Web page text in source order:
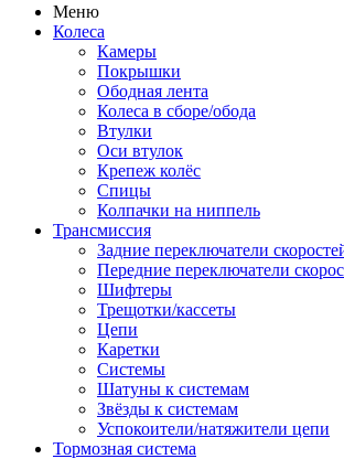
Меню
Колеса
Камеры
Покрышки
Ободная лента
Колеса в сборе/обода
Втулки
Оси втулок
Крепеж колёс
Спицы
Колпачки на ниппель
Трансмиссия
Задние переключатели
Передние переключатели
Шифтеры
Трещотки/кассеты
Цепи
Каретки
Системы
Шатуны к системам
Звёзды к системам
Успокоители/натяжители цепи
Тормозная система